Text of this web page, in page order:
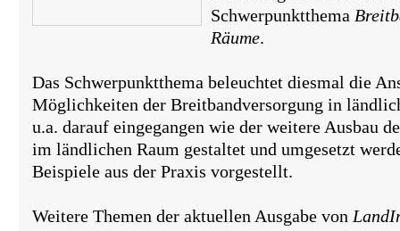
Schwerpunktthema
Räume.
Das Schwerpunktthema beleuchtet diesmal die
Möglichkeiten der Breitbandversorgung in
u.a. darauf eingegangen wie der weitere Ausbau
im ländlichen Raum gestaltet und umgesetzt
Beispiele aus der Praxis vorgestellt.
Weitere Themen der aktuellen Ausgabe von